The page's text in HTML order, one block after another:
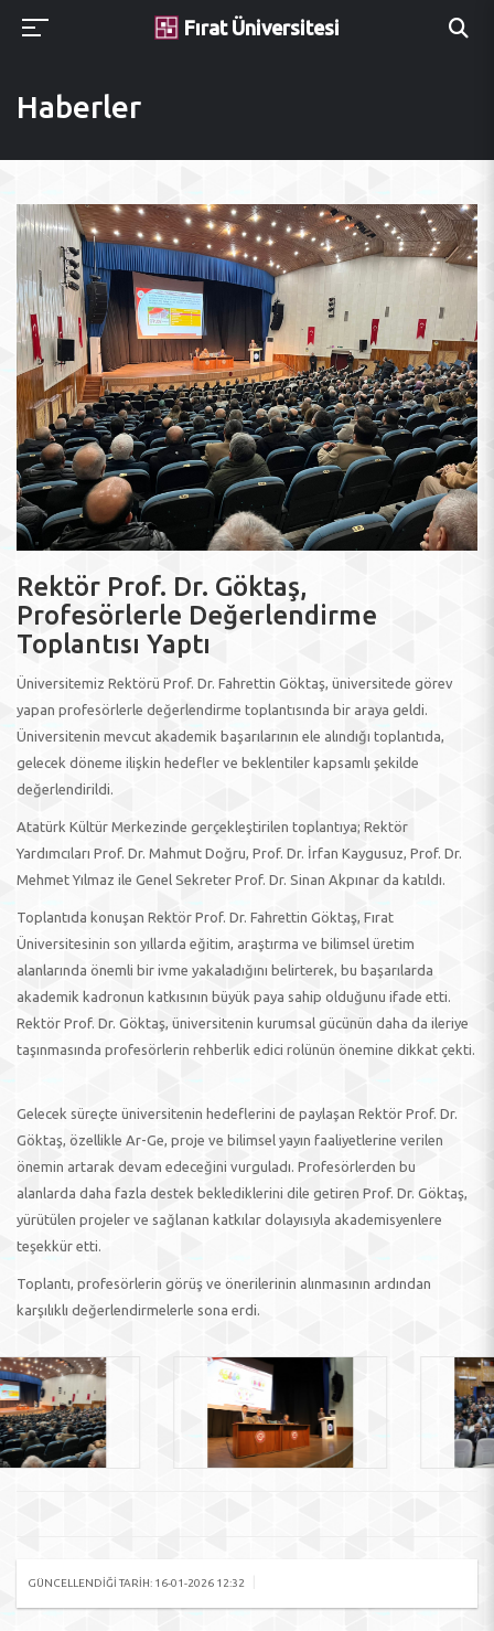
Fırat Üniversitesi
Haberler
Rektör Prof. Dr. Göktaş,
Profesörlerle Değerlendirme
Toplantısı Yaptı
Üniversitemiz Rektörü Prof. Dr. Fahrettin Göktaş, üniversitede görev
yapan profesörlerle değerlendirme toplantısında bir araya geldi.
Üniversitenin mevcut akademik başarılarının ele alındığı toplantıda,
gelecek döneme ilişkin hedefler ve beklentiler kapsamlı şekilde
değerlendirildi.
Atatürk Kültür Merkezinde gerçekleştirilen toplantıya; Rektör
Yardımcıları Prof. Dr. Mahmut Doğru, Prof. Dr. İrfan Kaygusuz, Prof. Dr.
Mehmet Yılmaz ile Genel Sekreter Prof. Dr. Sinan Akpınar da katıldı.
Toplantıda konuşan Rektör Prof. Dr. Fahrettin Göktaş, Fırat
Üniversitesinin son yıllarda eğitim, araştırma ve bilimsel üretim
alanlarında önemli bir ivme yakaladığını belirterek, bu başarılarda
akademik kadronun katkısının büyük paya sahip olduğunu ifade etti.
Rektör Prof. Dr. Göktaş, üniversitenin kurumsal gücünün daha da ileriye
taşınmasında profesörlerin rehberlik edici rolünün önemine dikkat çekti.
Gelecek süreçte üniversitenin hedeflerini de paylaşan Rektör Prof. Dr.
Göktaş, özellikle Ar-Ge, proje ve bilimsel yayın faaliyetlerine verilen
önemin artarak devam edeceğini vurguladı. Profesörlerden bu
alanlarda daha fazla destek beklediklerini dile getiren Prof. Dr. Göktaş,
yürütülen projeler ve sağlanan katkılar dolayısıyla akademisyenlere
teşekkür etti.
Toplantı, profesörlerin görüş ve önerilerinin alınmasının ardından
karşılıklı değerlendirmelerle sona erdi.
GÜNCELLENDIĞI TARIH: 16-01-2026 12:32